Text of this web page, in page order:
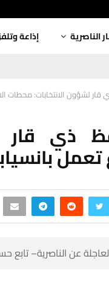
الناصرية إذاعة
لشؤون الانتخابات: محطات
ذي قار
تعمل
عن الناصرية– تابع